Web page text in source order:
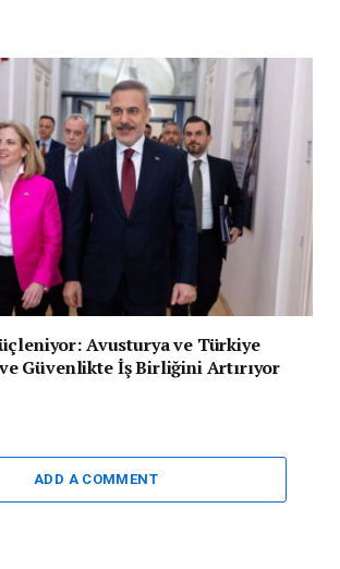
Avusturya ve Türkiye
Güvenlikte İş Birliğini Artırıyor
ADD A COMMENT